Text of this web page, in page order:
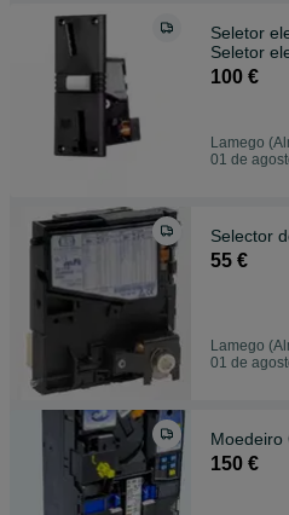
Seletor
Seletor
100 €
Lamego
01 de
Selector
55 €
Lamego
01 de
Moedeiro
150 €